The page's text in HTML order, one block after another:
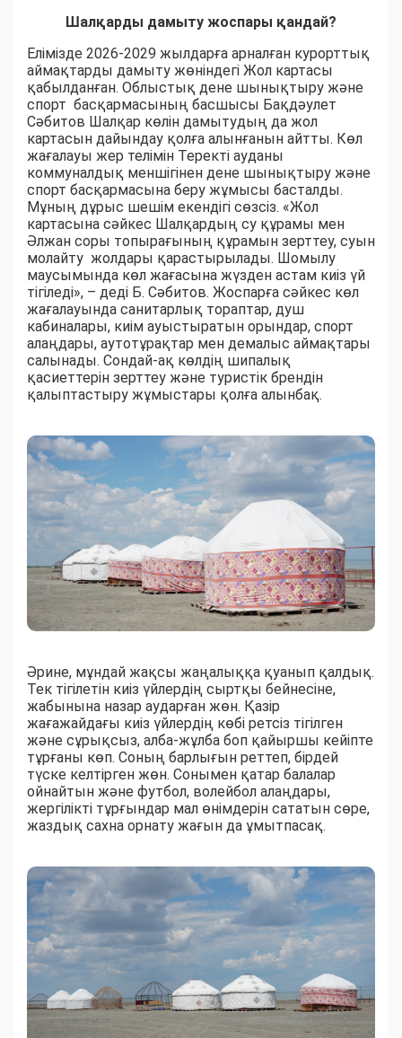
Шалқарды дамыту жоспары қандай?
Елімізде 2026-2029 жылдарға арналған курорттық
аймақтарды дамыту жөніндегі Жол картасы
қабылданған. Облыстық дене шынықтыру және
спорт басқармасының басшысы Бақдәулет
Сәбитов Шалқар көлін дамытудың да жол
картасын дайындау қолға алынғанын айтты. Көл
жағалауы жер телімін Теректі ауданы
коммуналдық меншігінен дене шынықтыру және
спорт басқармасына беру жұмысы басталды.
Мұның дұрыс шешім екендігі сөзсіз. «Жол
картасы­на сәйкес Шалқардың су құрамы мен
Әлжан соры топырағының құрамын зерттеу, суын
молайту жолдары қарастырылады. Шомылу
маусымында көл жағасына жүзден астам киіз үй
тігіледі», – деді Б. Сәбитов. Жоспарға сәйкес көл
жағалауында санитарлық тораптар, душ
кабиналары, киім ауыстыратын орындар, спорт
алаңдары, аутотұрақтар мен демалыс аймақтары
салынады. Сондай-ақ көлдің шипалық
қасиеттерін зерттеу және туристік брендін
қалыптастыру жұмыстары қолға алынбақ.
Әрине, мұндай жақсы жаңалыққа қуанып қалдық.
Тек тігілетін киіз үйлердің сыртқы бейнесіне,
жабынына назар аударған жөн. Қазір
жағажайдағы киіз үйлердің көбі ретсіз тігілген
және сұрықсыз, алба-жұлба боп қайыршы кейіпте
тұрғаны көп. Соның барлығын реттеп, бірдей
түске келтірген жөн. Сонымен қатар балалар
ойнайтын және футбол, волейбол алаңдары,
жергілікті тұрғындар мал өнімдерін сататын сөре,
жаздық сахна орнату жағын да ұмытпасақ.